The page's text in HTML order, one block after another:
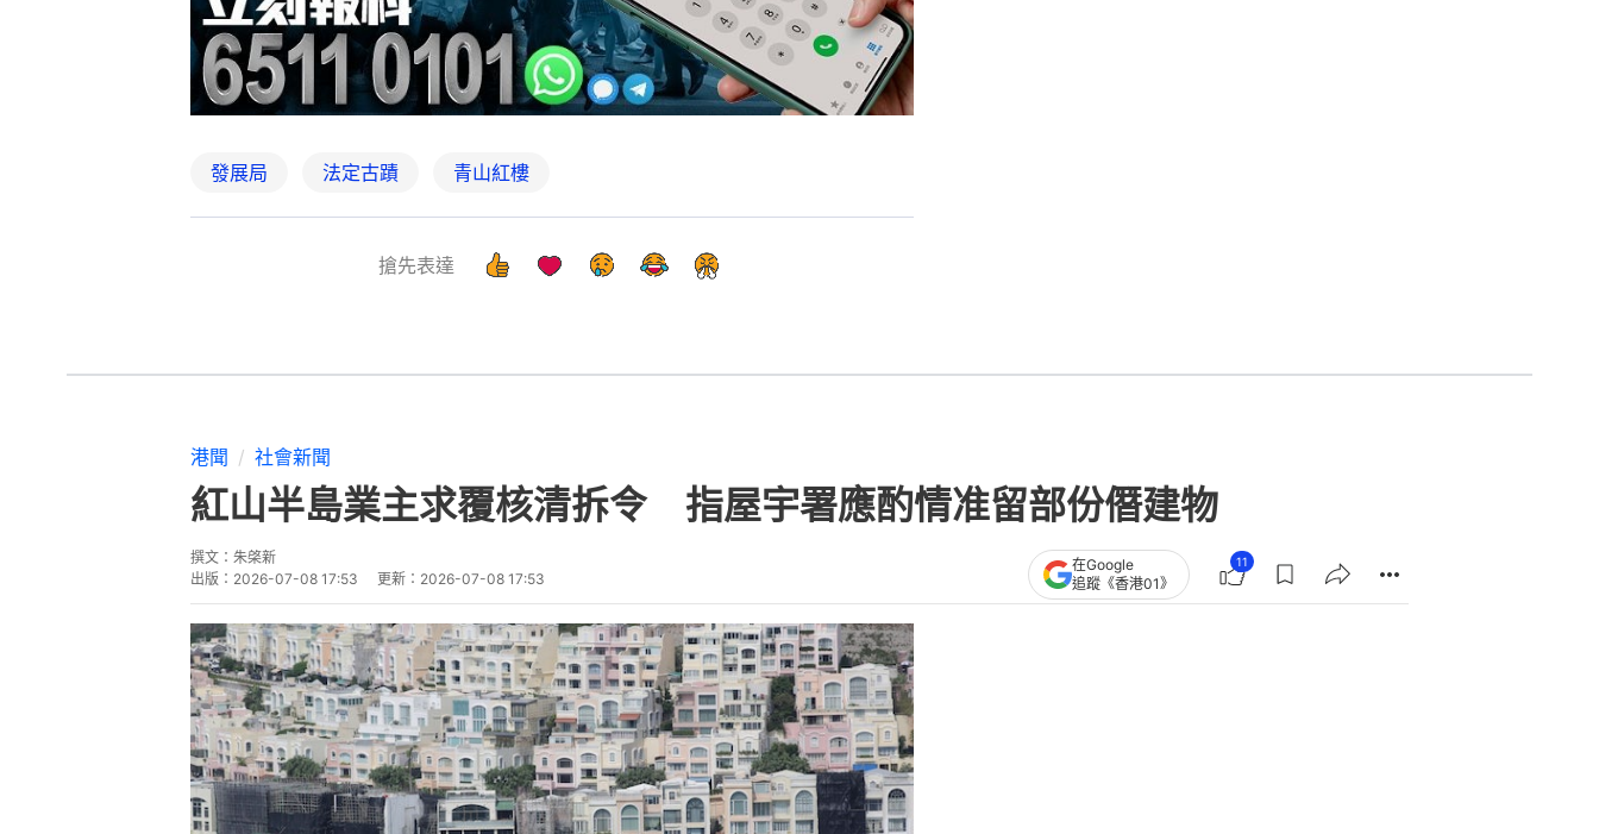
發展局 法定古蹟 青山紅樓
搶先表達
港聞 社會新聞
紅山半島業主求覆核清拆令 指屋宇署應酌情准留部份僭建物
撰文： 朱棨新
出版： 2026-07-08 17:53 更新： 2026-07-08 17:53
在Google
追蹤《香港01》
11